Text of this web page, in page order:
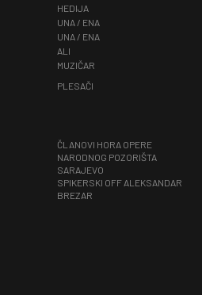
HEDIJA
UNA / ENA
UNA / ENA
ALI
MUZIČAR
PLESAČI
ČLANOVI HORA OPERE
NARODNOG POZORIŠTA
SARAJEVO
SPIKERSKI OFF ALEKSANDAR
BREZAR